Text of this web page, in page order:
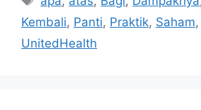
Kembali, Panti, Praktik, Saham,
UnitedHealth